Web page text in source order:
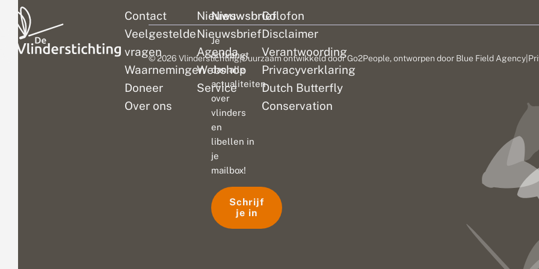
Contact
Veelgestelde
vragen
Waarnemingen
Doneer
Over ons
Nieuws
Nieuwsbrief
Agenda
Webshop
Service
Colofon
Disclaimer
Verantwoording
Privacyverklaring
Dutch Butterfly
Conservation
Nieuwsbrief
Je
ontvangt
dan alle
actualiteiten
over
vlinders
en
libellen in
je
mailbox!
Schrijf
je in
© 2026 Vlinderstichting|Duurzaam ontwikkeld doorGo2People, ontworpen door Blue Field Agency